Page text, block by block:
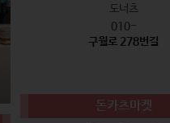
도너츠
010-
구월로 278번길
돈카츠마켓